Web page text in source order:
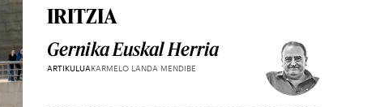
IRITZIA
Gernika Euskal Herria
ARTIKULUAKARMELO LANDA MENDIBE